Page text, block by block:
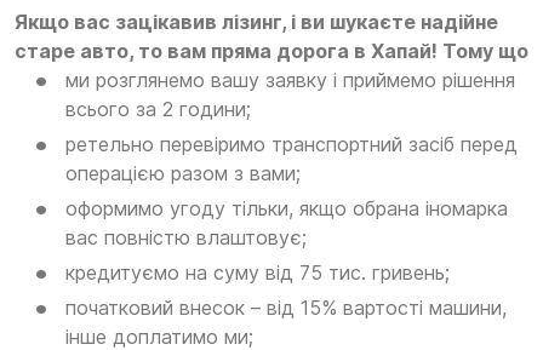
Якщо вас зацікавив лізинг, і ви шукаєте надійне
старе авто, то вам пряма дорога в Хапай! Тому що
ми розглянемо вашу заявку і приймемо рішення
всього за 2 години;
ретельно перевіримо транспортний засіб перед
операцією разом з вами;
оформимо угоду тільки, якщо обрана іномарка
вас повністю влаштовує;
кредитуємо на суму від 75 тис. гривень;
початковий внесок – від 15% вартості машини,
інше доплатимо ми;